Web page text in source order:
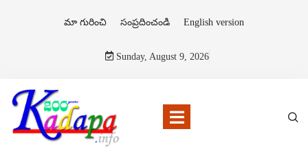
మా గురించి సంప్రదించండి English version
Sunday, August 9, 2026